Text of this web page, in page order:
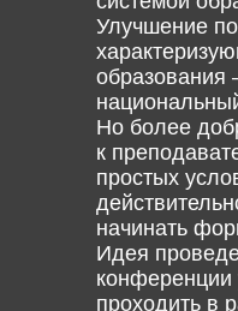
Улучшение
образования
Но более
к
простых
начинать
Идея
конференции
проходить в